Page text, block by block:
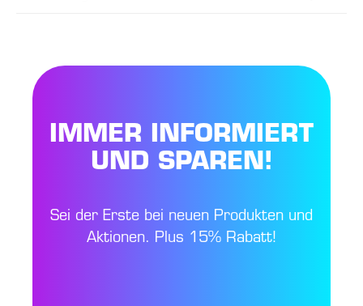
IMMER INFORMIERT
UND SPAREN!
Sei der Erste bei neuen Produkten und
Aktionen. Plus 15% Rabatt!